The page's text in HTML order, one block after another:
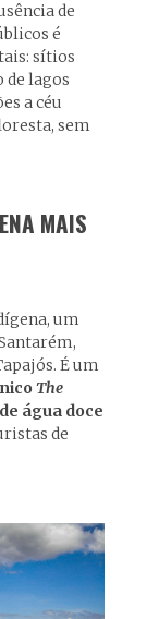
de
é
sítios
de lagos
a céu
sem
MAIS
um
É um
The
água doce
de